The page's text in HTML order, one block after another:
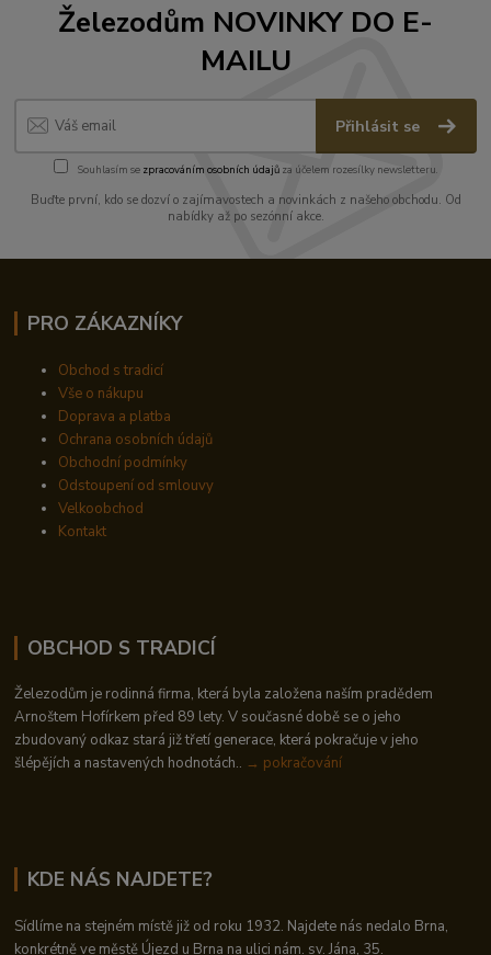
Železodům NOVINKY DO E-
MAILU
Přihlásit se
Souhlasím se zpracováním osobních údajůza účelem rozesílky newsletteru.
Buďte první, kdo se dozví o zajímavostech a novinkách z našeho obchodu. Od
nabídky až po sezónní akce.
PRO ZÁKAZNÍKY
Obchod s tradicí
Vše o nákupu
Doprava a platba
Ochrana osobních údajů
Obchodní podmínky
Odstoupení od smlouvy
Velkoobchod
Kontakt
OBCHOD S TRADICÍ
Železodům je rodinná firma, která byla založena naším pradědem
Arnoštem Hofírkem před 89 lety. V současné době se o jeho
zbudovaný odkaz stará již třetí generace, která pokračuje v jeho
šlépějích a nastavených hodnotách.. → pokračování
KDE NÁS NAJDETE?
Sídlíme na stejném místě již od roku 1932. Najdete nás nedalo Brna,
konkrétně ve městě Újezd u Brna na ulici nám. sv. Jána, 35.